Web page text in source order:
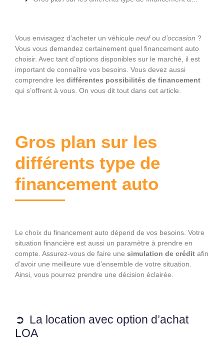
Vous envisagez d’acheter un véhicule neufou d’occasion ?
Vous vous demandez certainement quel financement auto
choisir. Avec tant d’options disponibles sur le marché, il est
important de connaître vos besoins. Vous devez aussi
comprendre les différentes possibilités de financement
qui s’offrent à vous. On vous dit tout dans cet article.
Gros plan sur les
différents type de
financement auto
Le choix du financement auto dépend de vos besoins. Votre
situation financière est aussi un paramètre à prendre en
compte. Assurez-vous de faire une simulation de crédit afin
d’avoir une meilleure vue d’ensemble de votre situation.
Ainsi, vous pourrez prendre une décision éclairée.
La location avec option d’achat
LOA